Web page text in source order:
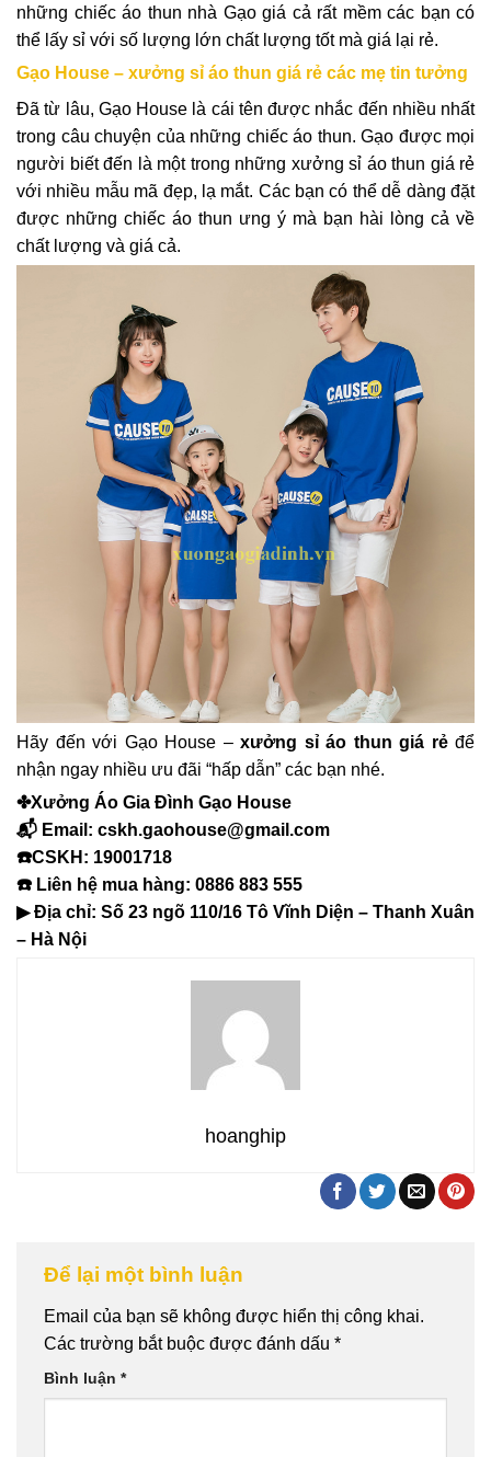
những chiếc áo thun nhà Gạo giá cả rất mềm các bạn có
thể lấy sỉ với số lượng lớn chất lượng tốt mà giá lại rẻ.
Gạo House – xưởng sỉ áo thun giá rẻ các mẹ tin tưởng
Đã từ lâu, Gạo House là cái tên được nhắc đến nhiều nhất
trong câu chuyện của những chiếc áo thun. Gạo được mọi
người biết đến là một trong những xưởng sỉ áo thun giá rẻ
với nhiều mẫu mã đẹp, lạ mắt. Các bạn có thể dễ dàng đặt
được những chiếc áo thun ưng ý mà bạn hài lòng cả về
chất lượng và giá cả.
Hãy đến với Gạo House – xưởng sỉ áo thun giá rẻđể
nhận ngay nhiều ưu đãi “hấp dẫn” các bạn nhé.
✤Xưởng Áo Gia Đình Gạo House
📬 Email: cskh.gaohouse@gmail.com
☎️CSKH: 19001718
☎️ Liên hệ mua hàng: 0886 883 555
▶ Địa chỉ: Số 23 ngõ 110/16 Tô Vĩnh Diện – Thanh Xuân
– Hà Nội
hoanghip
Để lại một bình luận
Email của bạn sẽ không được hiển thị công khai.
Các trường bắt buộc được đánh dấu *
Bình luận *